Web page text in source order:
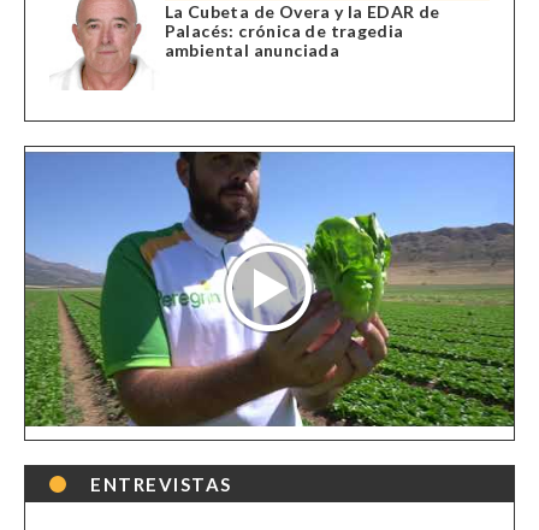
La Cubeta de Overa y la EDAR de
Palacés: crónica de tragedia
ambiental anunciada
ENTREVISTAS